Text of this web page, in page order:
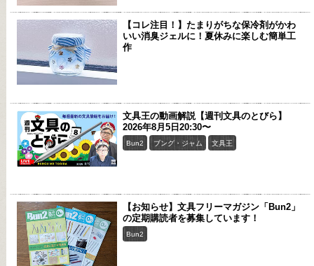
【コレ注目！】たまりがちな保冷剤がかわ
いい消臭ジェルに！夏休みに楽しむ簡単工
作
文具王の動画解説【週刊文具のとびら】
2026年8月5日20:30〜
Bun2 ブング・ジャム 文具王
【お知らせ】文具フリーマガジン「Bun2」
の定期購読者を募集しています！
Bun2